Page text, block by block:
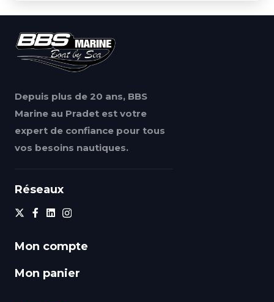
Depuis plus de 20 ans, BBS
Marine au Pradet est votre
expert de confiance pour tous
vos besoins nautiques.
Réseaux
Mon compte
Mon panier